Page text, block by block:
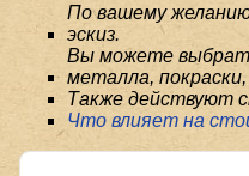
По вашему
эскиз.
Вы можете
металла,
Также действуют
Что влияет на